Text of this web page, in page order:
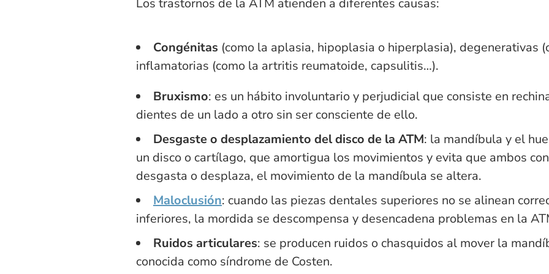
Congénitas (como la aplasia, hipoplasia o hiperplasia), degenerativas
inflamatorias (como la artritis reumatoide, capsulitis…).
Bruxismo: es un hábito involuntario y perjudicial que consiste en
dientes de un lado a otro sin ser consciente de ello.
Desgaste o desplazamiento del disco de la ATM: la mandíbula y el
un disco o cartílago, que amortigua los movimientos y evita que ambos
desgasta o desplaza, el movimiento de la mandíbula se altera.
Maloclusión: cuando las piezas dentales superiores no se alinean
inferiores, la mordida se descompensa y desencadena problemas en la
Ruidos articulares: se producen ruidos o chasquidos al mover la
conocida como síndrome de Costen.